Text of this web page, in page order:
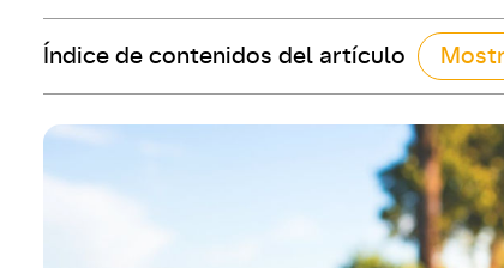
Índice de contenidos del artículo